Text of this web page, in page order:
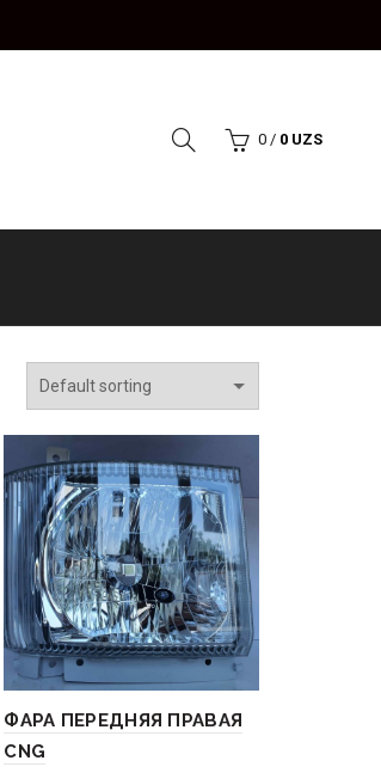
0 / 0 UZS
ФАРА ПЕРЕДНЯЯ ПРАВАЯ
CNG